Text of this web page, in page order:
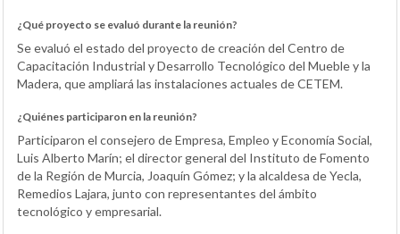
¿Qué proyecto se evaluó durante la reunión?
Se evaluó el estado del proyecto de creación del Centro de
Capacitación Industrial y Desarrollo Tecnológico del Mueble y la
Madera, que ampliará las instalaciones actuales de CETEM.
¿Quiénes participaron en la reunión?
Participaron el consejero de Empresa, Empleo y Economía Social,
Luis Alberto Marín; el director general del Instituto de Fomento
de la Región de Murcia, Joaquín Gómez; y la alcaldesa de Yecla,
Remedios Lajara, junto con representantes del ámbito
tecnológico y empresarial.